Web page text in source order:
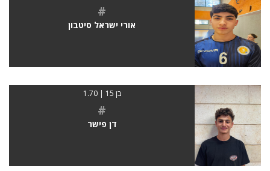
#
אורי ישראל סיטבון
בן 15 | 1.70
#
דן פישר